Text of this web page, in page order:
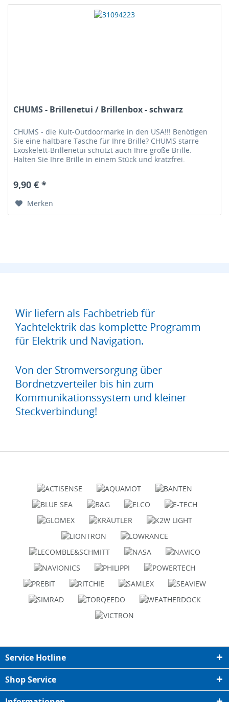
CHUMS - Brillenetui / Brillenbox - schwarz
CHUMS - die Kult-Outdoormarke in den USA!!! Benötigen
Sie eine haltbare Tasche für Ihre Brille? CHUMS starre
Exoskelett-Brillenetui schützt auch Ihre große Brille.
Halten Sie Ihre Brille in einem Stück und kratzfrei.
9,90 € *
Merken
Wir liefern als Fachbetrieb für
Yachtelektrik das komplette Programm
für Elektrik und Navigation.
Von der Stromversorgung über
Bordnetzverteiler bis hin zum
Kommunikationssystem und kleiner
Steckverbindung!
Service Hotline
Shop Service